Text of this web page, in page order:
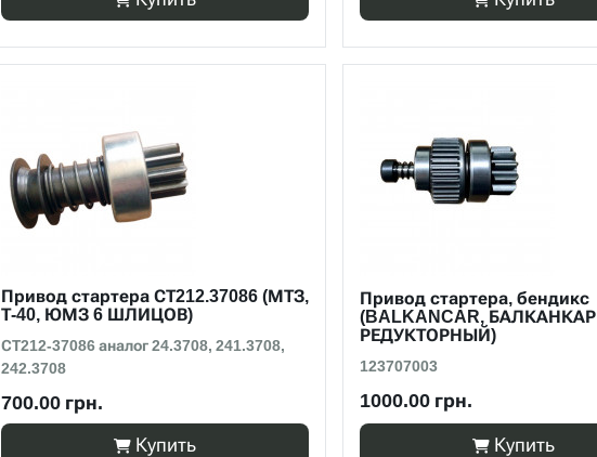
Привод стартера СТ212.37086 (МТЗ,
Т-40, ЮМЗ 6 ШЛИЦОВ)
СТ212-37086 аналог 24.3708, 241.3708,
242.3708
700.00 грн.
Купить
Привод стартера, бендикс
(BALKANCAR, БАЛКАНКАР
РЕДУКТОРНЫЙ)
123707003
1000.00 грн.
Купить